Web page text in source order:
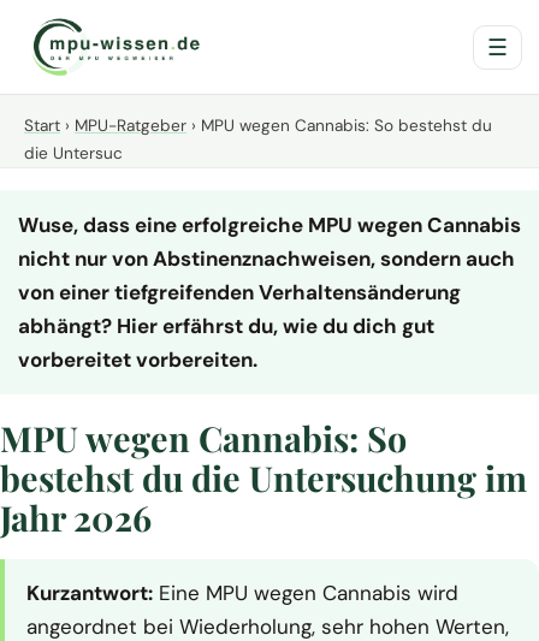
☰
Start › MPU-Ratgeber › MPU wegen Cannabis: So bestehst du
die Untersuc
Wuse, dass eine erfolgreiche MPU wegen Cannabis
nicht nur von Abstinenznachweisen, sondern auch
von einer tiefgreifenden Verhaltensänderung
abhängt? Hier erfährst du, wie du dich gut
vorbereitet vorbereiten.
MPU wegen Cannabis: So
bestehst du die Untersuchung im
Jahr 2026
Kurzantwort: Eine MPU wegen Cannabis wird
angeordnet bei Wiederholung, sehr hohen Werten,